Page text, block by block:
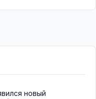
новый